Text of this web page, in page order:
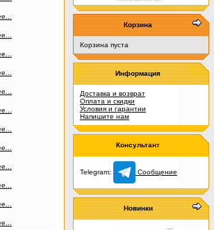
Корзина
Корзина пуста
Информация
Доставка и возврат
Оплата и скидки
Условия и гарантии
Напишите нам
Консультант
Telegram: Сообщение
Новинки